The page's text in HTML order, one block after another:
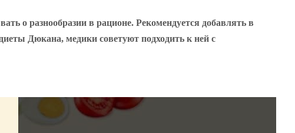
о разнообразии в рационе. Рекомендуется добавлять в
Дюкана, медики советуют подходить к ней с